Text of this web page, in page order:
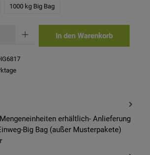
1000 kg Big Bag
In den Warenkorb
erhältlich- Anlieferung
Big Bag (außer Musterpakete)